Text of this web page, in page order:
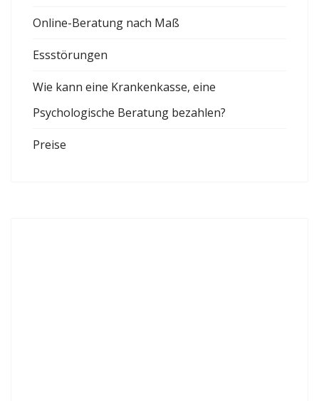
Online-Beratung nach Maß
Essstörungen
Wie kann eine Krankenkasse, eine
Psychologische Beratung bezahlen?
Preise